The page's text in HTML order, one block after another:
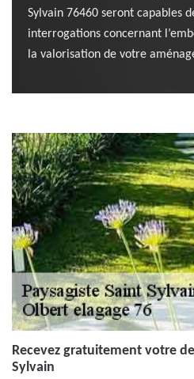
Sylvain 76460 seront capables
interrogations concernant
la valorisation de votre
Recevez gratuitement votre
Sylvain